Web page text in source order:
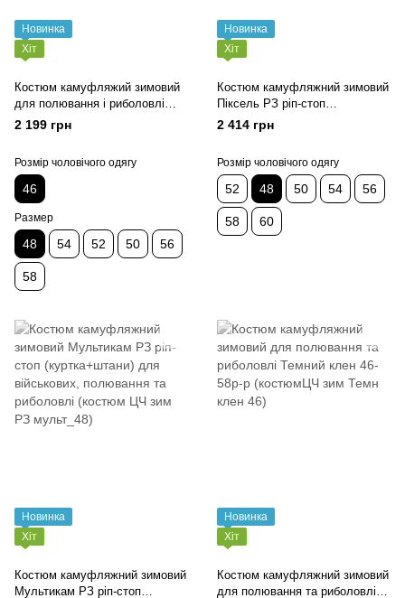
Новинка
Хіт
Костюм камуфляжий зимовий
для полювання і риболовлі
Темний клен 46-58р-р 48
(костюмЦЧ зим Темн клен 48)
2 199 грн
Розмір чоловічого одягу
46
Размер
48 54 52 50 56
58
Новинка
Хіт
Костюм камуфляжний зимовий
Піксель РЗ ріп-стоп
(куртка+штани) для військових,
полювання та риболовлі
2 414 грн
Розмір чоловічого одягу
52 48 50 54 56
58 60
Новинка
Хіт
Костюм камуфляжний зимовий
Мультикам РЗ ріп-стоп
Новинка
Хіт
Костюм камуфляжний зимовий
для полювання та риболовлі